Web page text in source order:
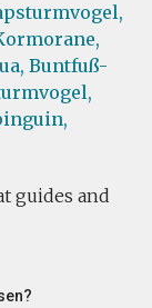
Buntfuß-
guides and